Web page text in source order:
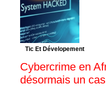
Tic Et Dévelopement
Cybercrime en
désormais un